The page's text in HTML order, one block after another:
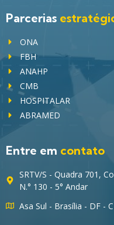
Parcerias
ONA
FBH
ANAHP
CMB
HOSPITALAR
ABRAMED
Entre em contato
SRTV/S - Quadra 701,
N.° 130 - 5° Andar
Asa Sul - Brasília - DF -